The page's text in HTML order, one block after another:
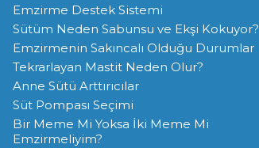
Emzirme Destek Sistemi
Sütüm Neden Sabunsu ve Ekşi Kokuyor?
Emzirmenin Sakıncalı Olduğu Durumlar
Tekrarlayan Mastit Neden Olur?
Anne Sütü Arttırıcılar
Süt Pompası Seçimi
Bir Meme Mi Yoksa İki Meme Mi
Emzirmeliyim?